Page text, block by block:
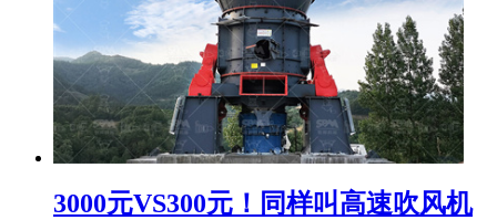
3000元VS300元！同样叫高速吹风机